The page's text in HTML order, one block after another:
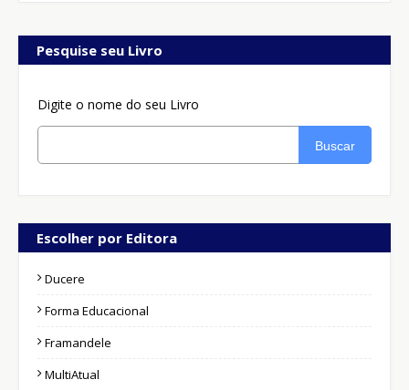
Pesquise seu Livro
Digite o nome do seu Livro
Buscar
Escolher por Editora
Ducere
Forma Educacional
Framandele
MultiAtual